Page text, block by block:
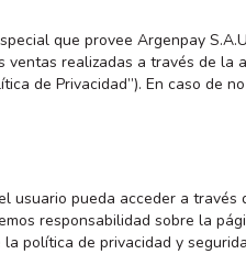
que provee Argenpay
realizadas a través de la
de Privacidad”). En caso de
usuario pueda acceder a través
responsabilidad sobre la
política de privacidad y